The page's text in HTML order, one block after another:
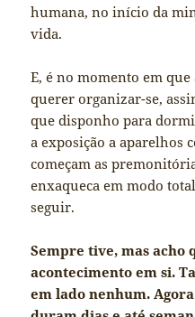
humana, no início da
vida.
E, é no momento em que
querer organizar-se,
que disponho para
a exposição a aparelhos
começam as
enxaqueca em modo
seguir.
Sempre tive, mas acho
acontecimento em si.
em lado nenhum.